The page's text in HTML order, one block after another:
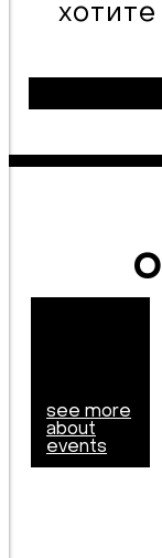
see more
about
events